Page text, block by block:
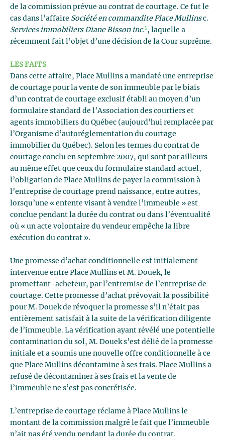
de la commission prévue au contrat de courtage. Ce fut le
cas dans l’affaire Société en commandite Place Mullinsc.
Services immobiliers Diane Bisson inc.1 , laquelle a
récemment fait l’objet d’une décision de la Cour suprême.
LES FAITS
Dans cette affaire, Place Mullins a mandaté une entreprise
de courtage pour la vente de son immeuble par le biais
d’un contrat de courtage exclusif établi au moyen d’un
formulaire standard de l’Association des courtiers et
agents immobiliers du Québec (aujourd’hui remplacée par
l’Organisme d’autoréglementation du courtage
immobilier du Québec). Selon les termes du contrat de
courtage conclu en septembre 2007, qui sont par ailleurs
au même effet que ceux du formulaire standard actuel,
l’obligation de Place Mullins de payer la commission à
l’entreprise de courtage prend naissance, entre autres,
lorsqu’une « entente visant à vendre l’immeuble » est
conclue pendant la durée du contrat ou dans l’éventualité
où « un acte volontaire du vendeur empêche la libre
exécution du contrat ».
Une promesse d’achat conditionnelle est initialement
intervenue entre Place Mullins et M. Douek, le
promettant-acheteur, par l’entremise de l’entreprise de
courtage. Cette promesse d’achat prévoyait la possibilité
pour M. Douek de révoquer la promesse s’il n’était pas
entièrement satisfait à la suite de la vérification diligente
de l’immeuble. La vérification ayant révélé une potentielle
contamination du sol, M. Douek s’est délié de la promesse
initiale et a soumis une nouvelle offre conditionnelle à ce
que Place Mullins décontamine à ses frais. Place Mullins a
refusé de décontaminer à ses frais et la vente de
l’immeuble ne s’est pas concrétisée.
L’entreprise de courtage réclame à Place Mullins le
montant de la commission malgré le fait que l’immeuble
n’ait pas été vendu pendant la durée du contrat.